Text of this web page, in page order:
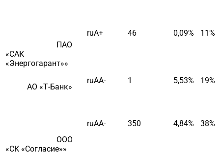
ПАО
«САК
«Энергогарант»»
ruA+ 46 0,09% 11%
АО «Т-Банк»
ruAA- 1 5,53% 19%
ООО
«СК «Согласие»»
ruAA- 350 4,84% 38%